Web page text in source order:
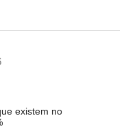
existem no